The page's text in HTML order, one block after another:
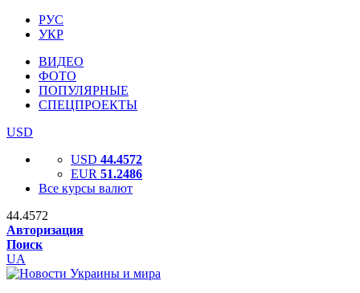
РУС
УКР
ВИДЕО
ФОТО
ПОПУЛЯРНЫЕ
СПЕЦПРОЕКТЫ
USD
USD 44.4572
EUR 51.2486
Все курсы валют
44.4572
Авторизация
Поиск
UA